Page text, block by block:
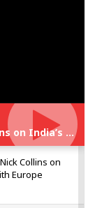
Rigvedic Names in Denmark? Nick Collins on India’s Forgotten Links With Europe
Collins on
Europe